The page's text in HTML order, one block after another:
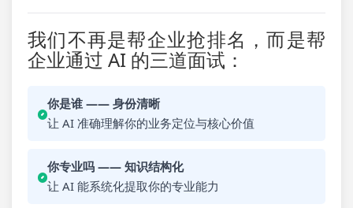
我们不再是帮企业抢排名，而是帮
企业通过 AI 的三道面试：
你是谁 —— 身份清晰
让 AI 准确理解你的业务定位与核心价值
你专业吗 —— 知识结构化
让 AI 能系统化提取你的专业能力